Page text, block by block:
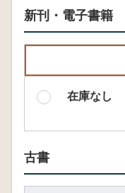
新刊・電子書籍
在庫なし
古書